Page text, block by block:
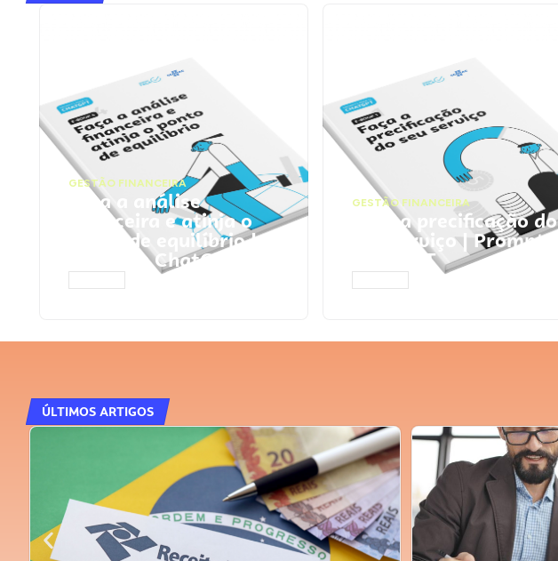
GESTÃO FINANCEIRA
Faça a análise
financeira e atinja o
ponto de equilíbrio |
Prompts ChatGPT
GESTÃO FINANCEIRA
Faça a precificação do
seu serviço | Prompts
ChatGPT
ÚLTIMOS ARTIGOS